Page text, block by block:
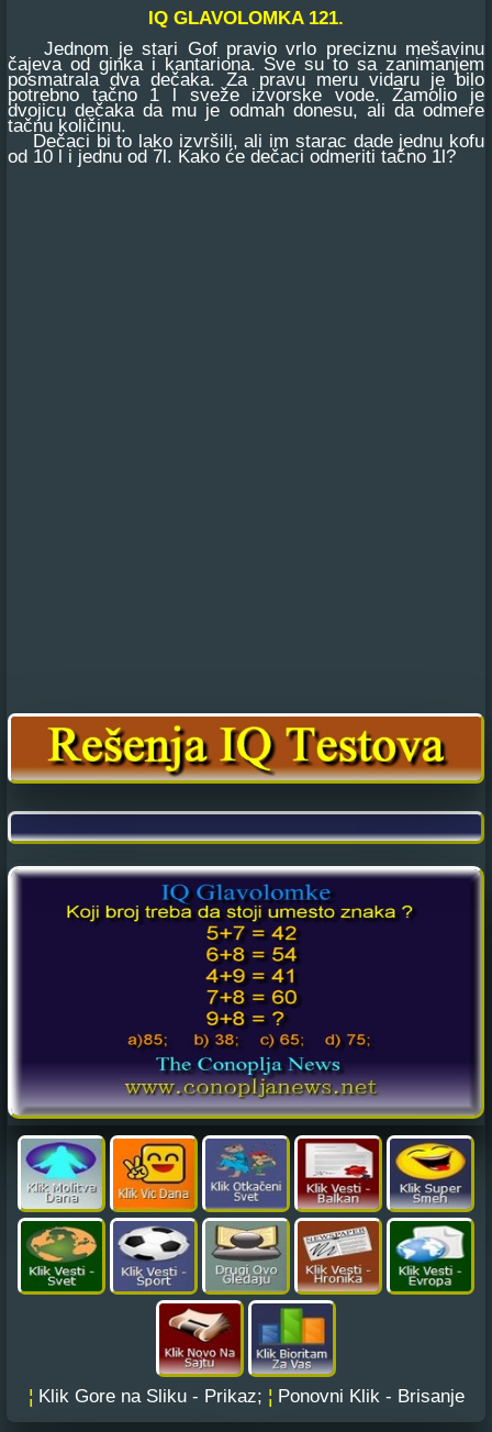
IQ GLAVOLOMKA 121.
Jednom je stari Gof pravio vrlo preciznu mešavinu
čajeva od ginka i kantariona. Sve su to sa zanimanjem
posmatrala dva dečaka. Za pravu meru vidaru je bilo
potrebno tačno 1 l sveže izvorske vode. Zamolio je
dvojicu dečaka da mu je odmah donesu, ali da odmere
tačnu količinu.
Dečaci bi to lako izvršili, ali im starac dade jednu kofu
od 10 l i jednu od 7l. Kako će dečaci odmeriti tačno 1l?
¦ Klik Gore na Sliku - Prikaz; ¦ Ponovni Klik - Brisanje